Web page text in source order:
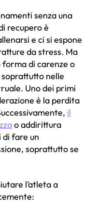
senza una
recupero è
e ci si espone
da stress. Ma
di carenze o
nelle
Uno dei primi
è la perdita
il
o addirittura
di fare un
soprattutto se
l’atleta a